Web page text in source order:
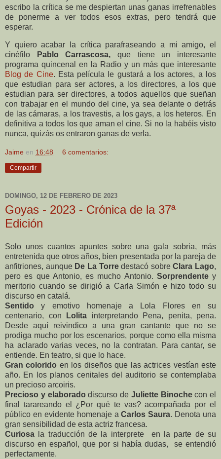
escribo la crítica se me despiertan unas ganas irrefrenables
de ponerme a ver todos esos extras, pero tendrá que
esperar.
Y quiero acabar la crítica parafraseando a mi amigo, el
cinéfilo
Pablo Carrascosa,que tiene un interesante
programa quincenal en la Radio y un más que interesante
Blog de Cine. Esta película le gustará a los actores, a los
que estudian para ser actores, a los directores, a los que
estudian para ser directores, a todos aquellos que sueñan
con trabajar en el mundo del cine, ya sea delante o detrás
de las cámaras, a los travestis, a los gays, a los heteros. En
definitiva a todos los que aman el cine. Si no la habéis visto
nunca, quizás os entraron ganas de verla.
Jaime en 16:48 6 comentarios:
Compartir
DOMINGO, 12 DE FEBRERO DE 2023
Goyas - 2023 - Crónica de la 37ª
Edición
Solo unos cuantos apuntes sobre una gala sobria, más
entretenida que otros años, bien presentada por la pareja de
anfitriones, aunque De La Torredestacó sobreClara Lago,
pero es que Antonio, es mucho Antonio. Sorprendentey
meritorio cuando se dirigió a Carla Simón e hizo todo su
discurso en catalá.
Sentido y emotivo homenaje a Lola Flores en su
centenario, con
Lolita interpretando Pena, penita, pena.
Desde aquí reivindico a una gran cantante que no se
prodiga mucho por los escenarios, porque como ella misma
ha aclarado varias veces, no la contratan. Para cantar, se
entiende. En teatro, si que lo hace.
Gran colorido en los diseños que las actrices vestían este
año. En los planos cenitales del auditorio se contemplaba
un precioso arcoiris.
Precioso y elaborado discurso de Juliette Binochecon el
final tarareando el ¿Por qué te vas? acompañada por el
público en evidente homenaje aCarlos Saura. Denota una
gran sensibilidad de esta actriz francesa.
Curiosa la traducción de la interprete en la parte de su
discurso en español, que por si había dudas, se entendió
perfectamente.